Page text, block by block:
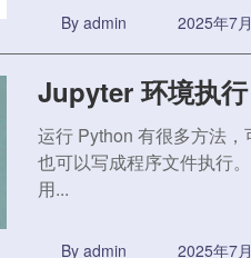
By admin 2025年7
Jupyter 环境执
运行 Python 有很多方法，
也可以写成程序文件执行
用...
By admin 2025年7